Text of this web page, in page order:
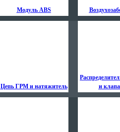
Модуль ABS
Цепь ГРМ и натяжитель
и